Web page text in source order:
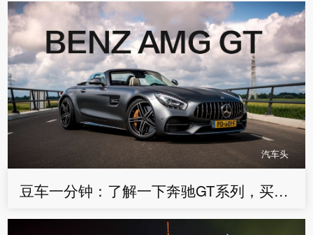
汽车头
豆车一分钟：了解一下奔驰GT系列，买不起还不能看么？